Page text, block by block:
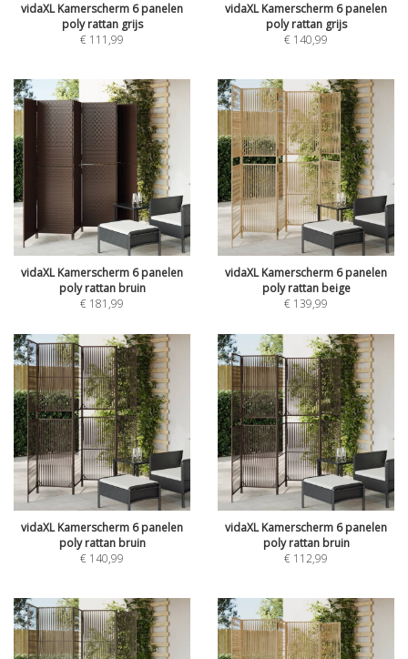
vidaXL Kamerscherm 6 panelen
poly rattan grijs
€ 111,99
vidaXL Kamerscherm 6 panelen
poly rattan grijs
€ 140,99
vidaXL Kamerscherm 6 panelen
poly rattan bruin
€ 181,99
vidaXL Kamerscherm 6 panelen
poly rattan beige
€ 139,99
vidaXL Kamerscherm 6 panelen
poly rattan bruin
€ 140,99
vidaXL Kamerscherm 6 panelen
poly rattan bruin
€ 112,99